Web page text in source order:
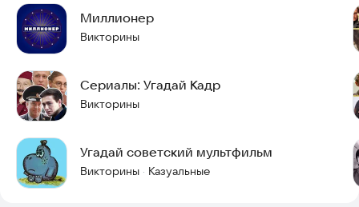
Миллионер
Викторины
Сериалы: Угадай Кадр
Викторины
Угадай советский мультфильм
Викторины · Казуальные